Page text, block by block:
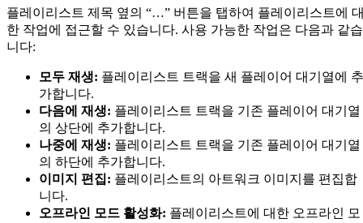
플레이리스트 제목 옆의 “…” 버튼을 탭하여 플레이리스트에
한 작업에 접근할 수 있습니다. 사용 가능한 작업은 다음과 같습
니다:
모두 재생: 플레이리스트 트랙을 새 플레이어 대기열에 추
가합니다.
다음에 재생: 플레이리스트 트랙을 기존 플레이어 대기열
의 상단에 추가합니다.
나중에 재생: 플레이리스트 트랙을 기존 플레이어 대기열
의 하단에 추가합니다.
이미지 편집: 플레이리스트의 아트워크 이미지를 편집합
니다.
오프라인 모드 활성화: 플레이리스트에 대한 오프라인 모